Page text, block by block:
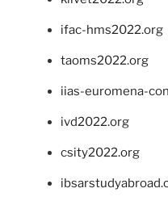
ifac-hms2022.org
taoms2022.org
iias-euromena-
ivd2022.org
csity2022.org